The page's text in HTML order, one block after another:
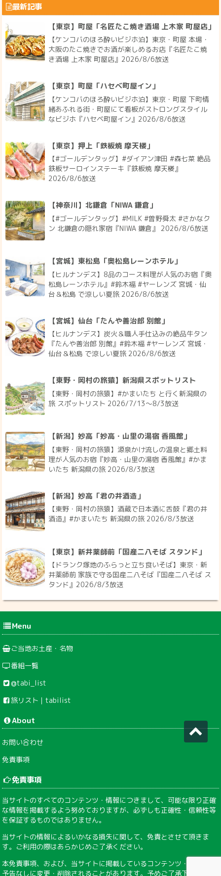
最新記事
【東京】町屋「名匠たこ焼き酒場 上木家 町屋店」
【ケンコバのほろ酔いビジホ泊】東京・町屋 本場・
大阪のたこ焼きでお酒が楽しめるお店『名匠たこ焼
き酒場 上木家 町屋店』2026/8/6放送
【東京】町屋「ハセベ町屋イン」
【ケンコバのほろ酔いビジホ泊】東京・町屋 下町情
緒あふれる街・町屋にて看板がストロングスタイル
なビジホ『ハセベ町屋イン』2026/8/6放送
【東京】押上「鉄板焼 摩天楼」
【#ゴールデンタッグ】#ダイアン津田 #森七菜 絶品
鉄板サーロインステーキ『鉄板焼 摩天楼』
2026/8/6放送
【神奈川】北鎌倉「NIWA 鎌倉」
【#ゴールデンタッグ】#MILK #曽野舜太 #さかなク
ン 北鎌倉の隠れ家宿『NIWA 鎌倉』 2026/8/6放送
【宮城】東松島「奥松島レーンホテル」
【ヒルナンデス】8品のコース料理が人気のお宿『奥
松島レーンホテル』#鈴木福 #ヤーレンズ 宮城・仙
台＆松島 で涼しい夏旅 2026/8/6放送
【宮城】仙台「たんや善治郎 別館」
【ヒルナンデス】炭火＆職人手仕込みの絶品牛タン
『たんや善治郎 別館』#鈴木福 #ヤーレンズ 宮城・
仙台＆松島 で涼しい夏旅 2026/8/6放送
【東野・岡村の旅猿】新潟県スポットリスト
【東野・岡村の旅猿】#かまいたち と行く新潟県の
旅 スポットリスト 2026/7/13〜8/3放送
【新潟】妙高「妙高・山里の湯宿 香風館」
【東野・岡村の旅猿】源泉かけ流しの温泉と郷土料
理が人気のお宿『妙高・山里の湯宿 香風館』#かま
いたち 新潟県の旅 2026/8/3放送
【新潟】妙高「君の井酒造」
【東野・岡村の旅猿】酒蔵で日本酒に舌鼓『君の井
酒造』#かまいたち 新潟県の旅 2026/8/3放送
【東京】新井薬師前「国産二八そば スタンド」
【ドランク塚地のふらっと立ち食いそば】東京・新
井薬師前 家族で守る国産二八そば『国産二八そば ス
タンド』2026/8/3放送
Menu
ご当地お土産・名物
番組一覧
@tabi_list
旅リスト｜tabilist
About
お問い合わせ
免責事項
免責事項
当サイトのすべてのコンテンツ・情報につきまして、可能な限り正確
な情報を掲載するよう努めておりますが、必ずしも正確性・信頼性等
を保証するものではありません。
当サイトの情報によるいかなる損失に関して、免責とさせて頂きま
す。ご利用の際はあらかじめご了承ください。
本免責事項、および、当サイトに掲載しているコンテンツ・情報は、
予告なしに変更・削除されることがあります。予めご了承下さい。